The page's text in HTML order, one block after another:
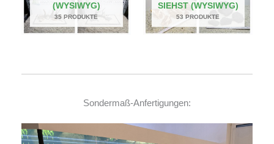
(WYSIWYG)
35 PRODUKTE
SIEHST (WYSIWYG)
53 PRODUKTE
Sondermaß-Anfertigungen: